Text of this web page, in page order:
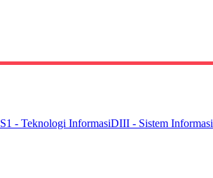
S1 - Teknologi InformasiDIII - Sistem Informasi